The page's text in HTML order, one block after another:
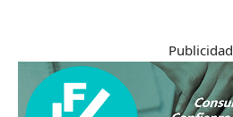
Publicidad